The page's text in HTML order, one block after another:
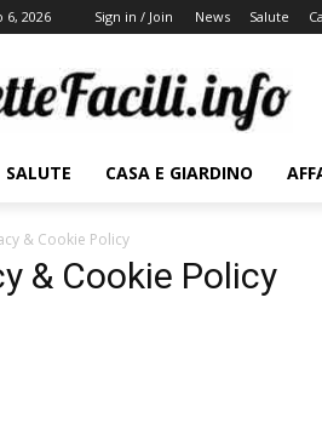
6, 2026 Sign in / Join News Salute
SALUTE CASA E GIARDINO
& Cookie Policy
& Cookie Policy